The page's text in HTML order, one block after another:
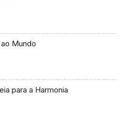
Mundo
para a Harmonia